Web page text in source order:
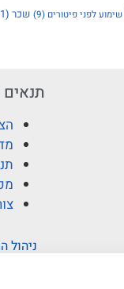
שימוע לפני פיטורים (9) שכר (11)
תנאים
ניהול